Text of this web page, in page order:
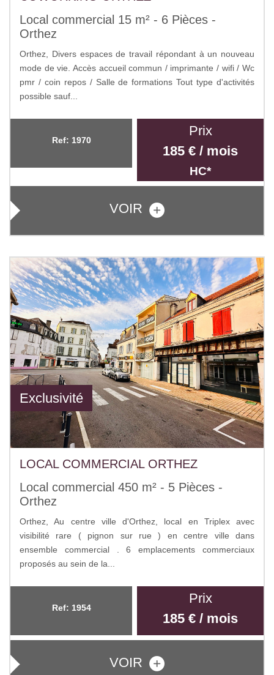
Local commercial 15 m² - 6 Pièces -
Orthez
Orthez, Divers espaces de travail répondant à un nouveau
mode de vie. Accès accueil commun / imprimante / wifi / Wc
pmr / coin repos / Salle de formations Tout type d'activités
possible sauf...
Ref: 1970
Prix
185 € / mois
HC*
VOIR
Exclusivité
LOCAL COMMERCIAL ORTHEZ
Local commercial 450 m² - 5 Pièces -
Orthez
Orthez, Au centre ville d'Orthez, local en Triplex avec
visibilité rare ( pignon sur rue ) en centre ville dans
ensemble commercial . 6 emplacements commerciaux
proposés au sein de la...
Ref: 1954
Prix
185 € / mois
VOIR